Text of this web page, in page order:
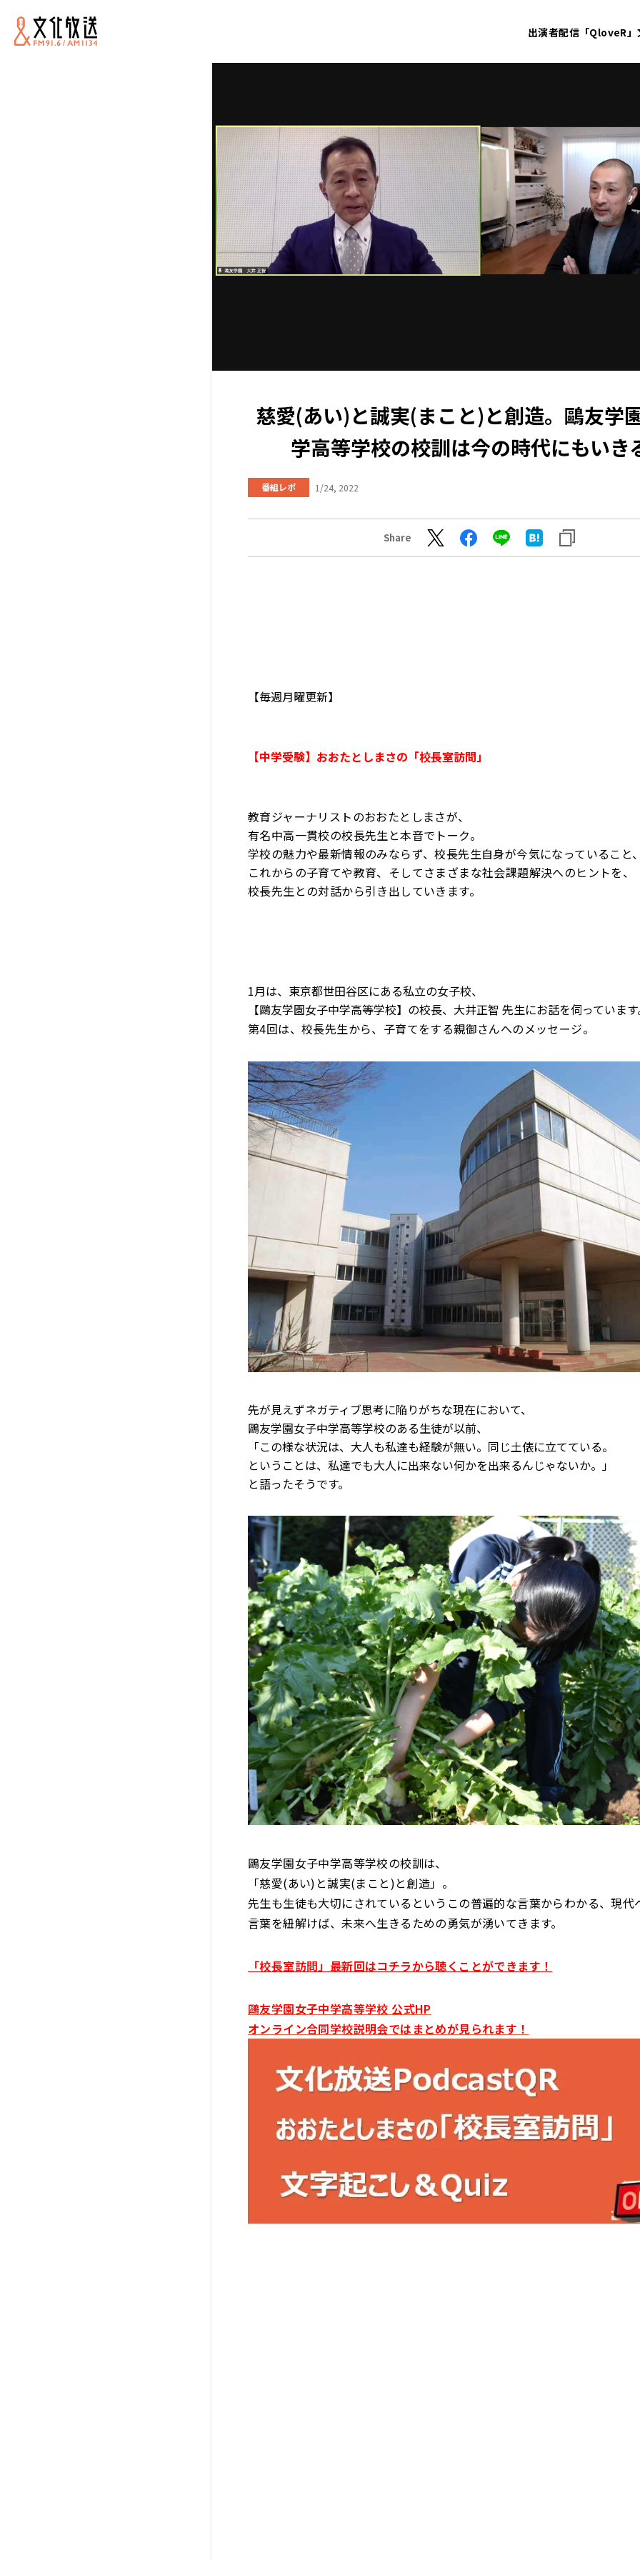
出演者配信「QloveR」
慈愛(あい)と誠実(まこと)と創造。鷗友学
学高等学校の校訓は今の時代にもいき
番組レポ 1/24, 2022
Share
【毎週月曜更新】
【中学受験】おおたとしまさの「校長室訪問」
教育ジャーナリストのおおたとしまさが、
有名中高一貫校の校長先生と本音でトーク。
学校の魅力や最新情報のみならず、校長先生自身が今気になっていること
これからの子育てや教育、そしてさまざまな社会課題解決へのヒントを、
校長先生との対話から引き出していきます。
1月は、東京都世田谷区にある私立の女子校、
【鷗友学園女子中学高等学校】の校長、大井正智 先生にお話を伺っていま
第4回は、校長先生から、子育てをする親御さんへのメッセージ。
先が見えずネガティブ思考に陥りがちな現在において、
鷗友学園女子中学高等学校のある生徒が以前、
「この様な状況は、大人も私達も経験が無い。同じ土俵に立てている。
ということは、私達でも大人に出来ない何かを出来るんじゃないか。」
と語ったそうです。
鷗友学園女子中学高等学校の校訓は、
「慈愛(あい)と誠実(まこと)と創造」。
先生も生徒も大切にされているというこの普遍的な言葉からわかる、現代
言葉を紐解けば、未来へ生きるための勇気が湧いてきます。
「校長室訪問」最新回はコチラから聴くことができます！
鷗友学園女子中学高等学校 公式HP
オンライン合同学校説明会ではまとめが見られます！